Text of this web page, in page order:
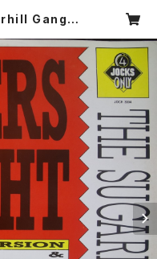
Gang /
DISCO A